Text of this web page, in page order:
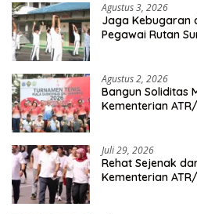
Agustus 3, 2026
Jaga Kebugaran
Pegawai Rutan
Agustus 2, 2026
Bangun Soliditas
Kementerian
Juli 29, 2026
Rehat Sejenak
Kementerian